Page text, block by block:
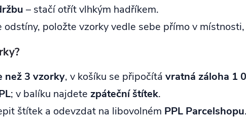
– stačí otřít vlhkým hadříkem.
odstíny, položte vzorky vedle sebe přímo v
než 3 vzorky, v košíku se připočítá vratná záloha 1
; v balíku najdete zpáteční štítek.
štítek a odevzdat na libovolném PPL Parcelshopu.